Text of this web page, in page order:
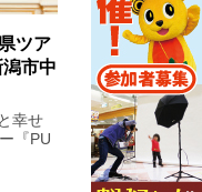
ツア
市中
幸せ
『PU